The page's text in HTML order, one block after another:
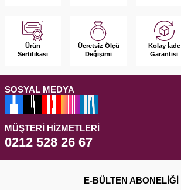
Ürün
Sertifikası
Ücretsiz Ölçü
Değişimi
Kolay İade
Garantisi
SOSYAL MEDYA
MÜŞTERI HIZMETLERI
0212 528 26 67
E-BÜLTEN ABONELIĞI